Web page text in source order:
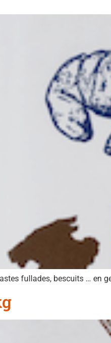
fullades, bescuits … en